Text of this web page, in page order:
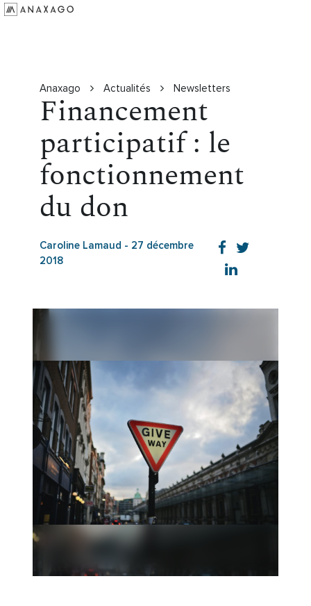
RessourcesAnaxago Actualités Newsletters
Financement
participatif : le
fonctionnement
du don
Caroline Lamaud - 27 décembre
2018